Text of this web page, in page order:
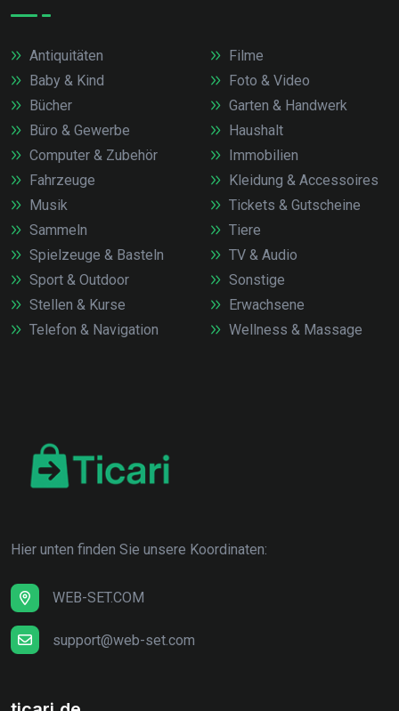
Antiquitäten
Baby & Kind
Bücher
Büro & Gewerbe
Computer & Zubehör
Fahrzeuge
Filme
Foto & Video
Garten & Handwerk
Haushalt
Immobilien
Kleidung & Accessoires
Musik
Sammeln
Spielzeuge & Basteln
Sport & Outdoor
Stellen & Kurse
Telefon & Navigation
Tickets & Gutscheine
Tiere
TV & Audio
Sonstige
Erwachsene
Wellness & Massage
Hier unten finden Sie unsere Koordinaten:
WEB-SET.COM
support@web-set.com